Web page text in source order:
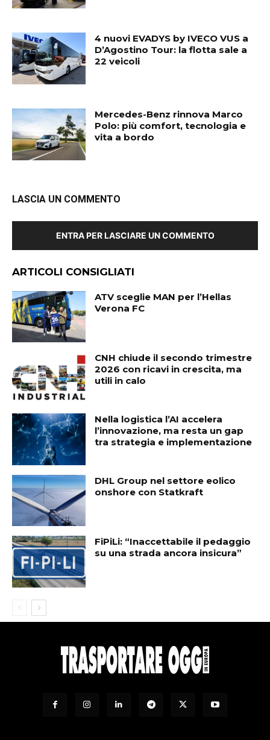
4 nuovi EVADYS by IVECO VUS a
D’Agostino Tour: la flotta sale a
22 veicoli
Mercedes-Benz rinnova Marco
Polo: più comfort, tecnologia e
vita a bordo
LASCIA UN COMMENTO
ENTRA PER LASCIARE UN COMMENTO
ARTICOLI CONSIGLIATI
ATV sceglie MAN per l’Hellas
Verona FC
CNH chiude il secondo trimestre
2026 con ricavi in crescita, ma
utili in calo
Nella logistica l’AI accelera
l’innovazione, ma resta un gap
tra strategia e implementazione
DHL Group nel settore eolico
onshore con Statkraft
FiPiLi: “Inaccettabile il pedaggio
su una strada ancora insicura”